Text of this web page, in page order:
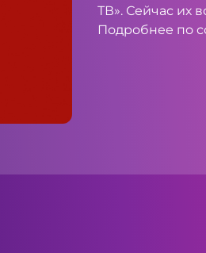
ТВ». Сейчас их
Подробнее по